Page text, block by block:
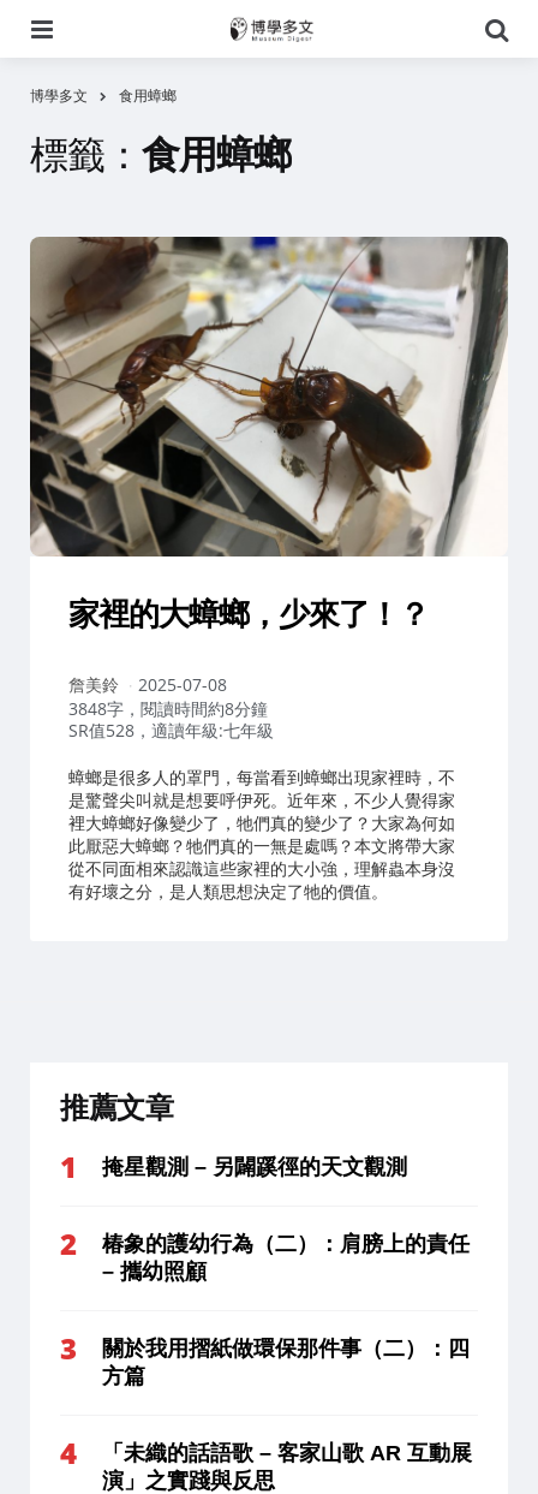
尋
博學多文 食用蟑螂
標籤： 食用蟑螂
家裡的大蟑螂，少來了！？
作
者：
詹美鈴
2025-07-08
3848字，閱讀時間約8分鐘
SR值528，適讀年級:七年級
蟑螂是很多人的罩門，每當看到蟑螂出現家裡時，不
是驚聲尖叫就是想要呼伊死。近年來，不少人覺得家
裡大蟑螂好像變少了，牠們真的變少了？大家為何如
此厭惡大蟑螂？牠們真的一無是處嗎？本文將帶大家
從不同面相來認識這些家裡的大小強，理解蟲本身沒
有好壞之分，是人類思想決定了牠的價值。
推薦文章
掩星觀測 – 另闢蹊徑的天文觀測
椿象的護幼行為（二）：肩膀上的責任
– 攜幼照顧
關於我用摺紙做環保那件事（二）：四
方篇
「未織的話語歌 – 客家山歌 AR 互動展
演」之實踐與反思